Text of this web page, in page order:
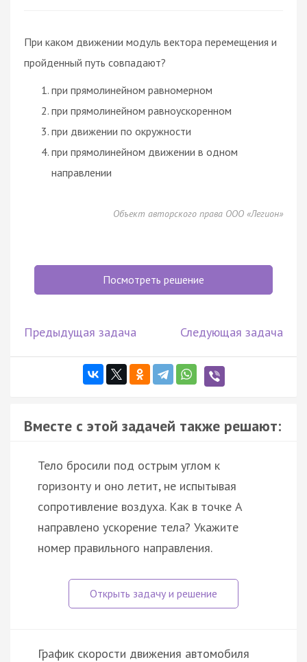
При каком движении модуль вектора перемещения и
пройденный путь совпадают?
при прямолинейном равномерном
при прямолинейном равноускоренном
при движении по окружности
при прямолинейном движении в одном
направлении
Объект авторского права ООО «Легион»
Посмотреть решение
Предыдущая задача Следующая задача
Вместе с этой задачей также решают:
Тело бросили под острым углом к
горизонту и оно летит, не испытывая
сопротивление воздуха. Как в точке A
направлено ускорение тела? Укажите
номер правильного направления.
График скорости движения автомобиля